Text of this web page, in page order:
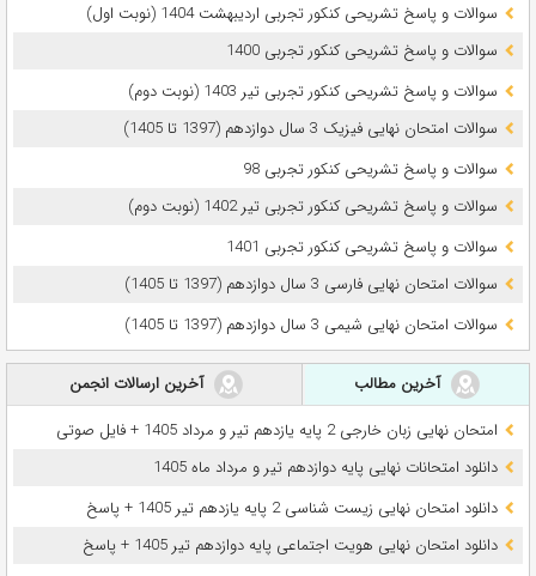
سوالات و پاسخ تشریحی کنکور تجربی اردیبهشت 1404 (نوبت اول)
سوالات و پاسخ تشریحی کنکور تجربی 1400
سوالات و پاسخ تشریحی کنکور تجربی تیر 1403 (نوبت دوم)
سوالات امتحان نهایی فیزیک 3 سال دوازدهم (1397 تا 1405)
سوالات و پاسخ تشریحی کنکور تجربی 98
سوالات و پاسخ تشریحی کنکور تجربی تیر 1402 (نوبت دوم)
سوالات و پاسخ تشریحی کنکور تجربی 1401
سوالات امتحان نهایی فارسی 3 سال دوازدهم (1397 تا 1405)
سوالات امتحان نهایی شیمی 3 سال دوازدهم (1397 تا 1405)
آخرین مطالب
آخرین ارسالات انجمن
امتحان نهایی زبان خارجی 2 پایه یازدهم تیر و مرداد 1405 + فایل صوتی
دانلود امتحانات نهایی پایه دوازدهم تیر و مرداد ماه 1405
دانلود امتحان نهایی زیست شناسی 2 پایه یازدهم تیر 1405 + پاسخ
دانلود امتحان نهایی هویت اجتماعی پایه دوازدهم تیر 1405 + پاسخ